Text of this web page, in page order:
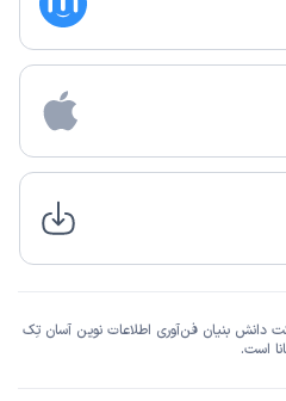
دانش بنیان فن‌آوری اطلاعات نوین آسان تِک
است.